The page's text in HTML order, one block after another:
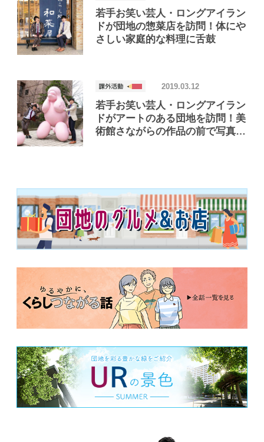
若手お笑い芸人・ロングアイラン
ドが団地の惣菜店を訪問！体にや
さしい家庭的な料理に舌鼓
若手お笑い芸人・ロングアイラン
ドがアートのある団地を訪問！美
術館さながらの作品の前で写真撮
2019.03.12